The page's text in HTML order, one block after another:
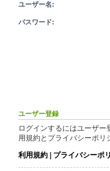
ユーザー名:
パスワード:
ユーザー登録
ログインするにはユーザ
用規約とプライバシーポリ
利用規約 | プライバシーポ